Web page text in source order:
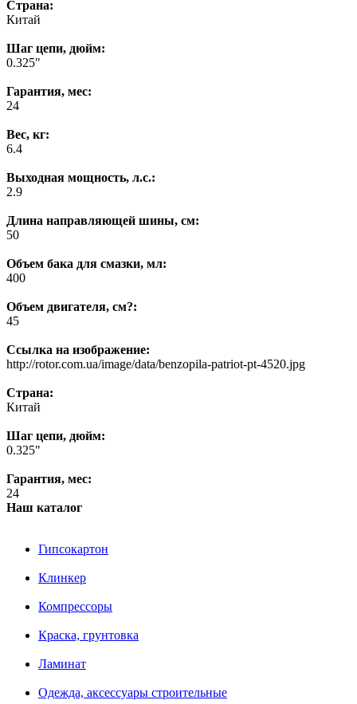
Страна:
Китай
Шаг цепи, дюйм:
0.325"
Гарантия, мес:
24
Вес, кг:
6.4
Выходная мощность, л.с.:
2.9
Длина направляющей шины, см:
50
Объем бака для смазки, мл:
400
Объем двигателя, см?:
45
Ссылка на изображение:
http://rotor.com.ua/image/data/benzopila-patriot-pt-4520.jpg
Страна:
Китай
Шаг цепи, дюйм:
0.325"
Гарантия, мес:
24
Наш каталог
Гипсокартон
Клинкер
Компрессоры
Краска, грунтовка
Ламинат
Одежда, аксессуары строительные